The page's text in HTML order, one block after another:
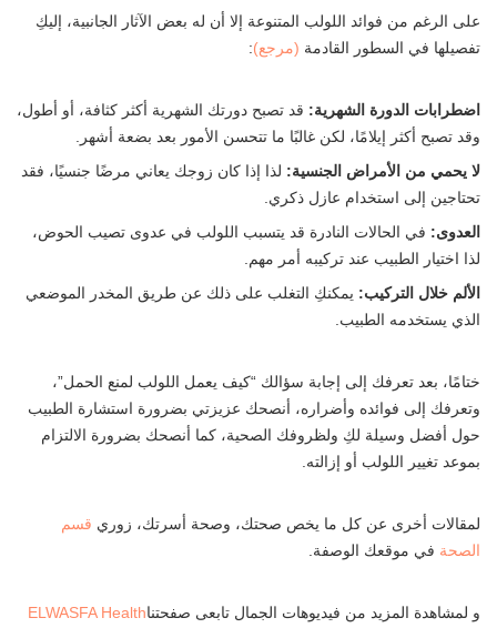
على الرغم من فوائد اللولب المتنوعة إلا أن له بعض الآثار الجانبية، إليكِ
تفصيلها في السطور القادمة (مرجع):
اضطرابات الدورة الشهرية: قد تصبح دورتك الشهرية أكثر كثافة، أو أطول،
وقد تصبح أكثر إيلامًا، لكن غالبًا ما تتحسن الأمور بعد بضعة أشهر.
لا يحمي من الأمراض الجنسية: لذا إذا كان زوجك يعاني مرضًا جنسيًا، فقد
تحتاجين إلى استخدام عازل ذكري.
العدوى: في الحالات النادرة قد يتسبب اللولب في عدوى تصيب الحوض،
لذا اختيار الطبيب عند تركيبه أمر مهم.
الألم خلال التركيب: يمكنكِ التغلب على ذلك عن طريق المخدر الموضعي
الذي يستخدمه الطبيب.
ختامًا، بعد تعرفك إلى إجابة سؤالك “كيف يعمل اللولب لمنع الحمل”،
وتعرفك إلى فوائده وأضراره، أنصحك عزيزتي بضرورة استشارة الطبيب
حول أفضل وسيلة لكِ ولظروفك الصحية، كما أنصحك بضرورة الالتزام
بموعد تغيير اللولب أو إزالته.
لمقالات أخرى عن كل ما يخص صحتك، وصحة أسرتك، زوري قسم
الصحة في موقعك الوصفة.
و لمشاهدة المزيد من فيديوهات الجمال تابعى صفحتناELWASFA Health